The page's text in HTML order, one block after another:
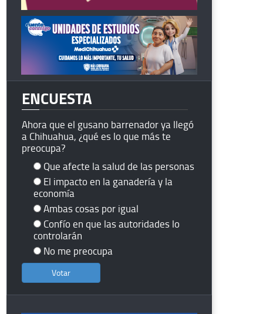
ENCUESTA
Ahora que el gusano barrenador ya llegó
a Chihuahua, ¿qué es lo que más te
preocupa?
Que afecte la salud de las personas
El impacto en la ganadería y la
economía
Ambas cosas por igual
Confío en que las autoridades lo
controlarán
No me preocupa